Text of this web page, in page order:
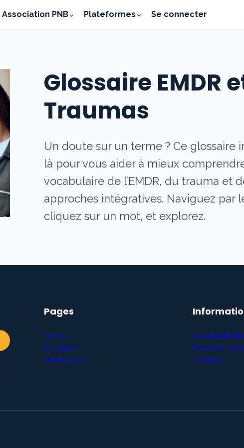
Association PNB Plateformes Se connecter
Glossaire EMDR
Traumas
Un doute sur un terme ? Ce glossaire
là pour vous aider à mieux
vocabulaire de l’EMDR, du trauma et
approches intégratives. Naviguez par
cliquez sur un mot, et explorez.
Pages
Home
A propos
Masterclass
Confidentialité
Termes &
Cookies